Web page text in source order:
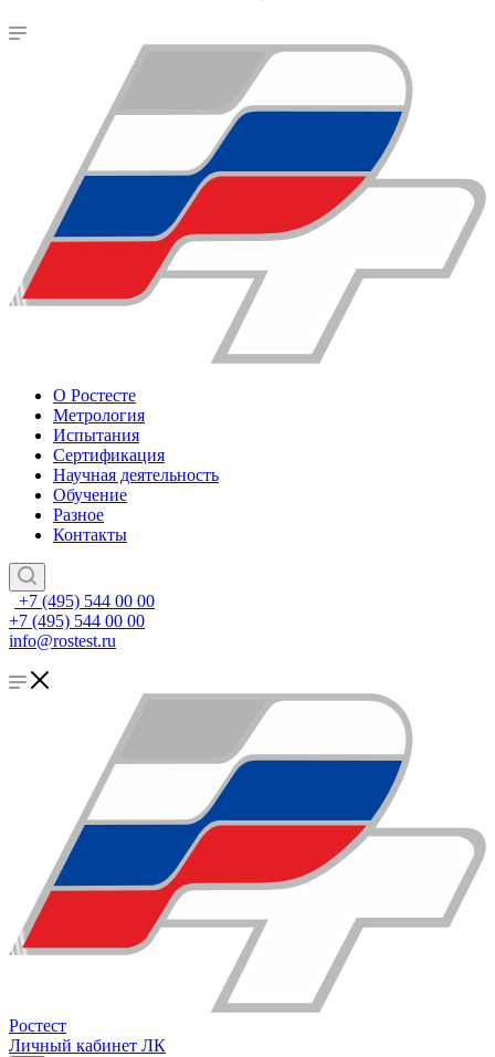
О Ростесте
Метрология
Испытания
Сертификация
Научная деятельность
Обучение
Разное
Контакты
+7 (495) 544 00 00
+7 (495) 544 00 00
info@rostest.ru
Ростест
Личный кабинет ЛК